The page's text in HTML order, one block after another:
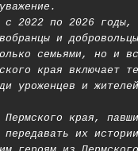
2022 по 2026 годы,
и
семьями, но и
края включает
уроженцев и
Пермского края,
их